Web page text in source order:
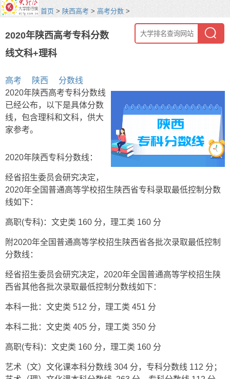
首页 > 陕西高考 > 高考分数 >
2020年陕西高考专科分数
线文科+理科
高考 陕西
分数线
2020年陕西高考专科分数线
已经公布，以下是具体分数
线，包含理科和文科，供大
家参考。
2020年陕西专科分数线：
经省招生委员会研究决定，
2020年全国普通高等学校招生陕西省专科录取最低控制分数
线如下：
高职(专科)：文史类 160 分，理工类 160 分
附2020年全国普通高等学校招生陕西省各批次录取最低控制
分数线：
经省招生委员会研究决定，2020年全国普通高等学校招生陕
西省其他各批次录取最低控制分数线如下：
本科一批：文史类 512 分，理工类 451 分
本科二批：文史类 405 分，理工类 350 分
高职(专科)：文史类 160 分，理工类 160 分
艺术（文）文化课本科分数线 304 分，专科分数线 112 分；